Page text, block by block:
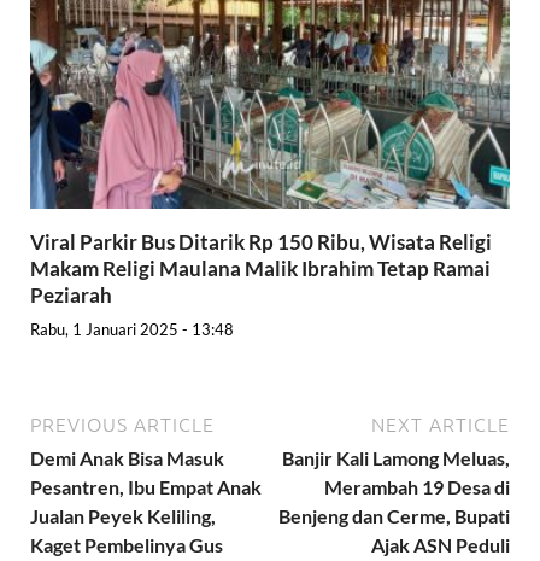
Viral Parkir Bus Ditarik Rp 150 Ribu, Wisata Religi
Makam Religi Maulana Malik Ibrahim Tetap Ramai
Peziarah
Rabu, 1 Januari 2025 - 13:48
PREVIOUS ARTICLE
Demi Anak Bisa Masuk
Pesantren, Ibu Empat Anak
Jualan Peyek Keliling,
Kaget Pembelinya Gus
NEXT ARTICLE
Banjir Kali Lamong Meluas,
Merambah 19 Desa di
Benjeng dan Cerme, Bupati
Ajak ASN Peduli